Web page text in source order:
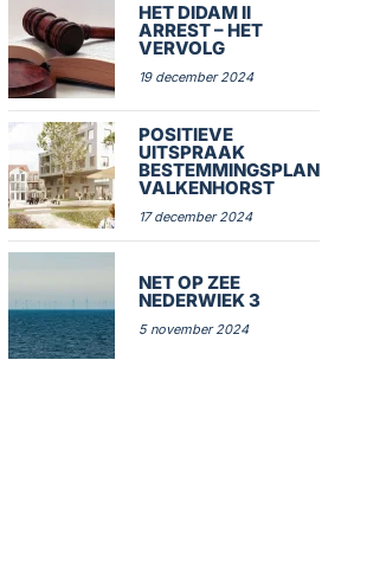
HET DIDAM II
ARREST – HET
VERVOLG
19 december 2024
POSITIEVE
UITSPRAAK
BESTEMMINGSPLAN
VALKENHORST
17 december 2024
NET OP ZEE
NEDERWIEK 3
5 november 2024